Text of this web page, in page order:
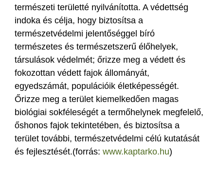
természeti területté nyilvánította. A védettség
indoka és célja, hogy biztosítsa a
természetvédelmi jelentőséggel bíró
természetes és természetszerű élőhelyek,
társulások védelmét; őrizze meg a védett és
fokozottan védett fajok állományát,
egyedszámát, populációik életképességét.
Őrizze meg a terület kiemelkedően magas
biológiai sokféleségét a termőhelynek megfelelő,
őshonos fajok tekintetében, és biztosítsa a
terület további, természetvédelmi célú kutatását
és fejlesztését.(forrás: www.kaptarko.hu)